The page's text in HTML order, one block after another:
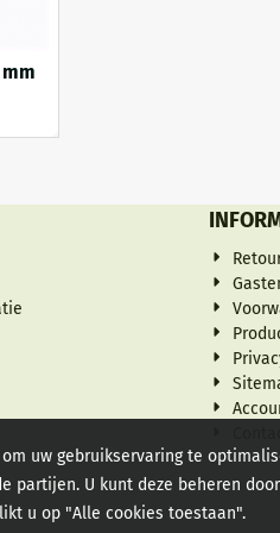
uw gebruikservaring te
partijen. U kunt deze beheren
u op "Alle cookies toestaan".